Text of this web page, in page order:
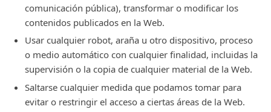
comunicación pública), transformar o modificar los
contenidos publicados en la Web.
Usar cualquier robot, araña u otro dispositivo, proceso
o medio automático con cualquier finalidad, incluidas la
supervisión o la copia de cualquier material de la Web.
Saltarse cualquier medida que podamos tomar para
evitar o restringir el acceso a ciertas áreas de la Web.